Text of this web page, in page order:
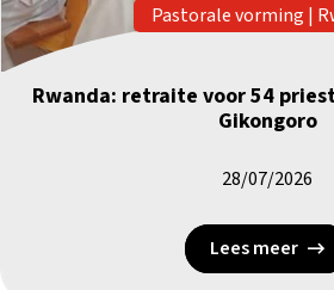
Pastorale vorming |
Rwanda: retraite voor 54
Gikongoro
28/07/2026
Lees meer